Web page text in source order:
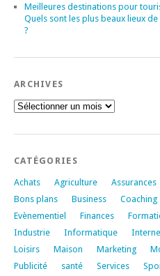
Meilleures destinations pour
Quels sont les plus beaux lieux
?
ARCHIVES
Archives
CATÉGORIES
Achats Agriculture Assurances
Bons plans
Business Coaching
Evènementiel
Finances
Industrie
Informatique
Loisirs
Maison Marketing
Publicité
santé Services